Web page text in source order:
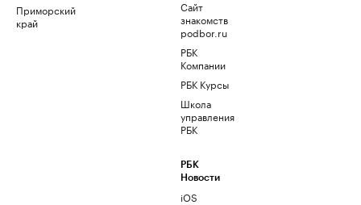
Приморский
край
Сайт
знакомств
podbor.ru
РБК
Компании
РБК Курсы
Школа
управления
РБК
РБК
Новости
iOS